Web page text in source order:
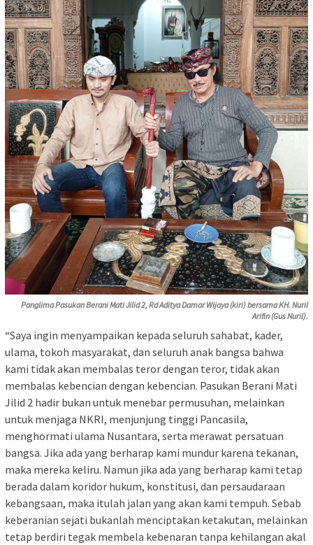
Panglima Pasukan Berani Mati Jilid 2, Rd Aditya Damar Wijaya (kiri) bersama KH. Nuril
Arifin (Gus Nuril).
“Saya ingin menyampaikan kepada seluruh sahabat, kader,
ulama, tokoh masyarakat, dan seluruh anak bangsa bahwa
kami tidak akan membalas teror dengan teror, tidak akan
membalas kebencian dengan kebencian. Pasukan Berani Mati
Jilid 2 hadir bukan untuk menebar permusuhan, melainkan
untuk menjaga NKRI, menjunjung tinggi Pancasila,
menghormati ulama Nusantara, serta merawat persatuan
bangsa. Jika ada yang berharap kami mundur karena tekanan,
maka mereka keliru. Namun jika ada yang berharap kami tetap
berada dalam koridor hukum, konstitusi, dan persaudaraan
kebangsaan, maka itulah jalan yang akan kami tempuh. Sebab
keberanian sejati bukanlah menciptakan ketakutan, melainkan
tetap berdiri tegak membela kebenaran tanpa kehilangan akal